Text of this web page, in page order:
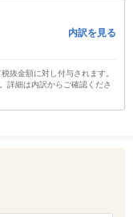
内訳を見る
抜金額に対し付与されます。
詳細は内訳からご確認くださ